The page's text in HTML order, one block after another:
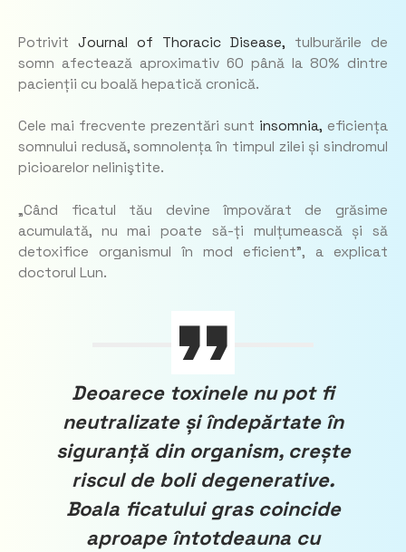
Potrivit Journal of Thoracic Disease, tulburările de
somn afectează aproximativ 60 până la 80% dintre
pacienții cu boală hepatică cronică.
Cele mai frecvente prezentări sunt insomnia, eficiența
somnului redusă, somnolența în timpul zilei și sindromul
picioarelor neliniştite.
„Când ficatul tău devine împovărat de grăsime
acumulată, nu mai poate să-ți mulțumească și să
detoxifice organismul în mod eficient”, a explicat
doctorul Lun.
Deoarece toxinele nu pot fi
neutralizate și îndepărtate în
siguranță din organism, crește
riscul de boli degenerative.
Boala ficatului gras coincide
aproape întotdeauna cu